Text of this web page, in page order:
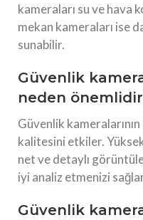
kameraları su ve hava
mekan kameraları ise
sunabilir.
Güvenlik
neden
Güvenlik
kalitesini etkiler.
net ve detaylı
iyi analiz etmenizi
Güvenlik